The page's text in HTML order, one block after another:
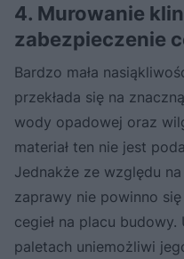
4. Murowanie
zabezpieczenie
Bardzo mała
przekłada się na
wody opadowej oraz
materiał ten nie jest
Jednakże ze względu
zaprawy nie powinno
cegieł na placu budowy.
paletach uniemożliwi